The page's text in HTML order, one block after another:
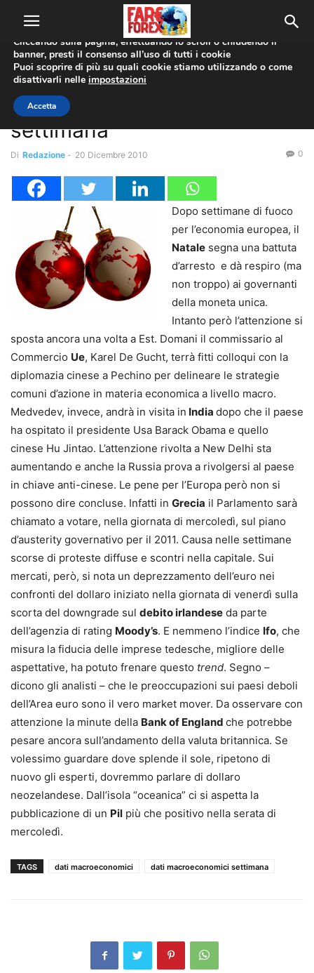
Home Boe
Boe Forex News
Forex Insider, l’analisi della
settimana
Di Redazione - 20 Dicembre 2010 0
Dopo settimane di fuoco
per l’economia europea, il
Natale segna una battuta
d’arresto e dà respiro (ma
non troppo) ai governanti
della moneta unica.
Intanto però l’attenzione si
sposta ancora una volta a Est. Domani il commissario al
Commercio Ue, Karel De Gucht, terrà fitti colloqui con la
diplomazia cinese a Pechino per delineare le strategie
comuni d’azione in materia economica a livello macro.
Medvedev, invece, andrà in visita in India dopo che il paese
ha ospitato il presidente Usa Barack Obama e quello
cinese Hu Jintao. L’attenzione rivolta a New Delhi sta
aumentando e anche la Russia prova a rivolgersi al paese
in chiave anti-cinese. Le pene per l’Europa però non si
possono dire concluse. Infatti in Grecia il Parlamento sarà
chiamato a votare, nella giornata di mercoledì, sul piano
d’austerity governativo per il 2011. Causa nelle settimane
scorse di proteste diffuse e scontri nella capitale. Sui
mercati, però, si nota un deprezzamento dell’euro nei
confronti del dollaro iniziato nella giornata di venerdì sulla
scorta del downgrade sul debito irlandese da parte
dell’agenzia di rating Moody’s. E nemmeno l’indice Ifo, che
misura la fiducia delle imprese tedesche, migliore delle
aspettative, ha potuto frenare questo trend. Segno –
dicono gli analisti – che le preoccupazioni sui paesi deboli
dell’Area euro sono il vero market mover. Da osservare con
attenzione la minute della Bank of England che potrebbe
pesare ancora sull’andamento della valuta britannica. Se
volessimo guardare dove splende il sole, ripetono di
nuovo gli esperti, dovremmo parlare di dollaro
neozelandese. Dall’isola “oceanica” ci si aspetta la
pubblicazione di un Pil più che positivo nella serata di
mercoledì.
TAGS dati macroeconomici dati macroeconomici settimana
Utilizziamo i cookie per offrirti la migliore esperienza sul nostro
sito web.
Cliccando sulla pagina, effettuando lo scroll o chiudendo il
banner, presti il consenso all’uso di tutti i cookie
Puoi scoprire di più su quali cookie stiamo utilizzando o come
disattivarli nelle impostazioni
Accetta